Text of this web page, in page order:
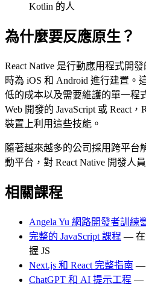
Kotlin 的人
為什麼要反應原生？
React Native 是行動應用程式開
時為 iOS 和 Android 進行建置。
低的成本以及需要維護的單一程
Web 開發的 JavaScript 或 React
裝置上利用這些技能。
隨著越來越多的公司採用跨平台
動平台，對 React Native 開發人
相關課程
Angela Yu 網路開發者訓練
完整的 JavaScript 課程 — 在
握 JS
Next.js 和 React 完整指南 —
ChatGPT 和 AI 提示工程 —